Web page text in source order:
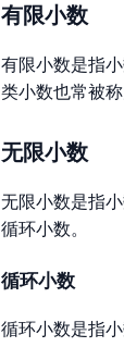
有限小数
有限小数是指
类小数也常被
无限小数
无限小数是指
循环小数。
循环小数
循环小数是指